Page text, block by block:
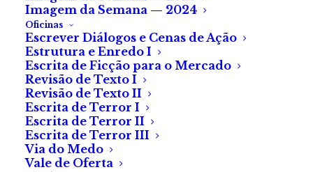
Imagem da Semana — 2024
Oficinas
Escrever Diálogos e Cenas de Ação
Estrutura e Enredo I
Escrita de Ficção para o Mercado
Revisão de Texto I
Revisão de Texto II
Escrita de Terror I
Escrita de Terror II
Escrita de Terror III
Via do Medo
Vale de Oferta